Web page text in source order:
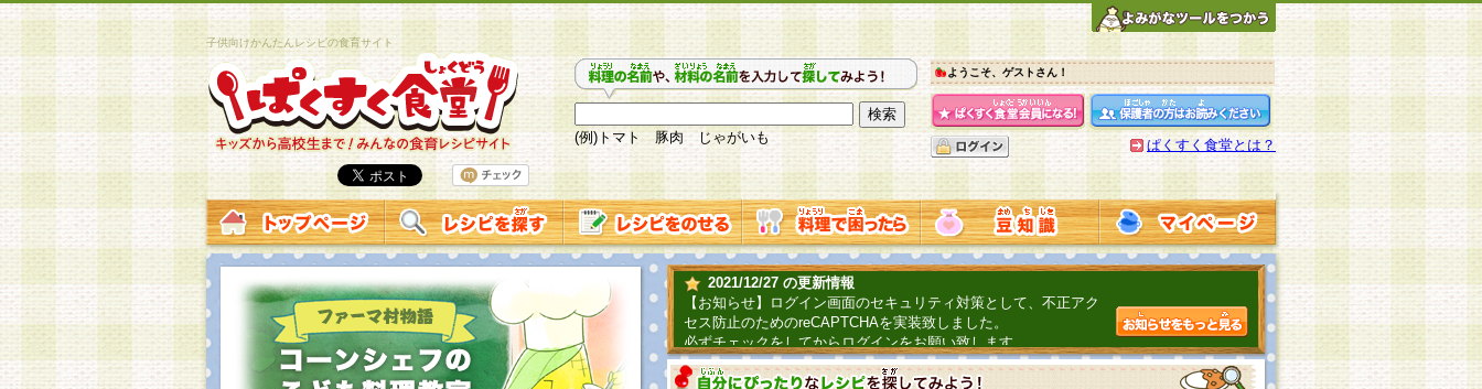
子供向けかんたんレシピの食育サイト
(例)トマト 豚肉 じゃがいも
ようこそ、ゲストさん！
ぱくすく食堂とは？
2021/12/27 の更新情報
【お知らせ】ログイン画面のセキュリティ対策として、不正アク
セス防止のためのreCAPTCHAを実装致しました。
必ずチェックをしてからログインをお願い致します。
2019/06/04 の更新情報